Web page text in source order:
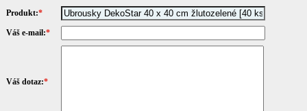
Produkt:*
Váš e-mail:*
Váš dotaz:*